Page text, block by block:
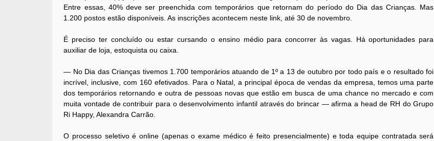
Entre essas, 40% deve ser preenchida com temporários que retornam do período do Dia das Crianças. Mas
1.200 postos estão disponíveis. As inscrições acontecem neste link, até 30 de novembro.
É preciso ter concluído ou estar cursando o ensino médio para concorrer às vagas. Há oportunidades para
auxiliar de loja, estoquista ou caixa.
— No Dia das Crianças tivemos 1.700 temporários atuando de 1º a 13 de outubro por todo país e o resultado foi
incrível, inclusive, com 160 efetivados. Para o Natal, a principal época de vendas da empresa, temos uma parte
dos temporários retornando e outra de pessoas novas que estão em busca de uma chance no mercado e com
muita vontade de contribuir para o desenvolvimento infantil através do brincar — afirma a head de RH do Grupo
Ri Happy, Alexandra Carrão.
O processo seletivo é online (apenas o exame médico é feito presencialmente) e toda equipe contratada será